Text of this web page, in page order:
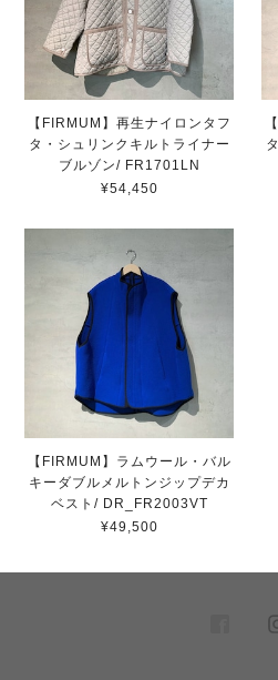
【FIRMUM】再生ナイロンタフ
タ・シュリンクキルトライナー
ブルゾン/ FR1701LN
¥54,450
【FIRMUM】ラムウール・バル
キーダブルメルトンジップデカ
ベスト/ DR_FR2003VT
¥49,500